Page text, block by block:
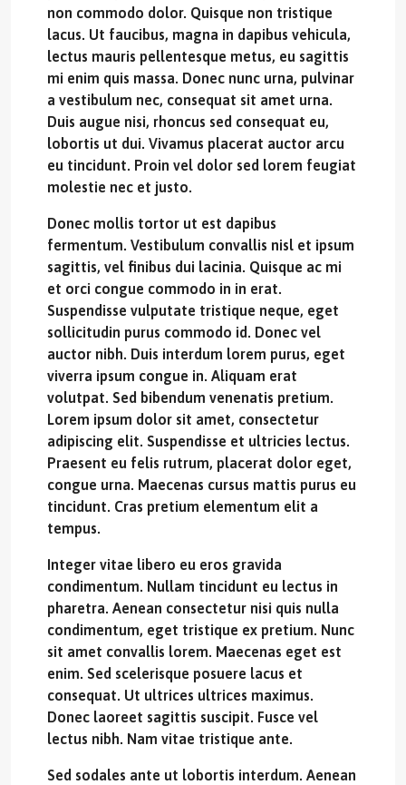
non commodo dolor. Quisque non tristique
lacus. Ut faucibus, magna in dapibus vehicula,
lectus mauris pellentesque metus, eu sagittis
mi enim quis massa. Donec nunc urna, pulvinar
a vestibulum nec, consequat sit amet urna.
Duis augue nisi, rhoncus sed consequat eu,
lobortis ut dui. Vivamus placerat auctor arcu
eu tincidunt. Proin vel dolor sed lorem feugiat
molestie nec et justo.
Donec mollis tortor ut est dapibus
fermentum. Vestibulum convallis nisl et ipsum
sagittis, vel finibus dui lacinia. Quisque ac mi
et orci congue commodo in in erat.
Suspendisse vulputate tristique neque, eget
sollicitudin purus commodo id. Donec vel
auctor nibh. Duis interdum lorem purus, eget
viverra ipsum congue in. Aliquam erat
volutpat. Sed bibendum venenatis pretium.
Lorem ipsum dolor sit amet, consectetur
adipiscing elit. Suspendisse et ultricies lectus.
Praesent eu felis rutrum, placerat dolor eget,
congue urna. Maecenas cursus mattis purus eu
tincidunt. Cras pretium elementum elit a
tempus.
Integer vitae libero eu eros gravida
condimentum. Nullam tincidunt eu lectus in
pharetra. Aenean consectetur nisi quis nulla
condimentum, eget tristique ex pretium. Nunc
sit amet convallis lorem. Maecenas eget est
enim. Sed scelerisque posuere lacus et
consequat. Ut ultrices ultrices maximus.
Donec laoreet sagittis suscipit. Fusce vel
lectus nibh. Nam vitae tristique ante.
Sed sodales ante ut lobortis interdum. Aenean